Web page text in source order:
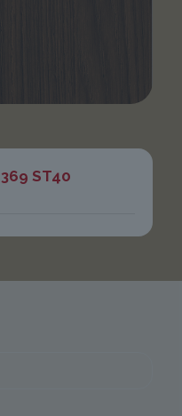
ST40